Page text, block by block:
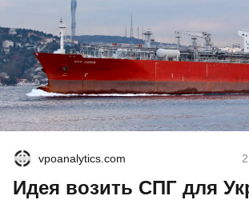
vpoanalytics.com
Идея возить СПГ для